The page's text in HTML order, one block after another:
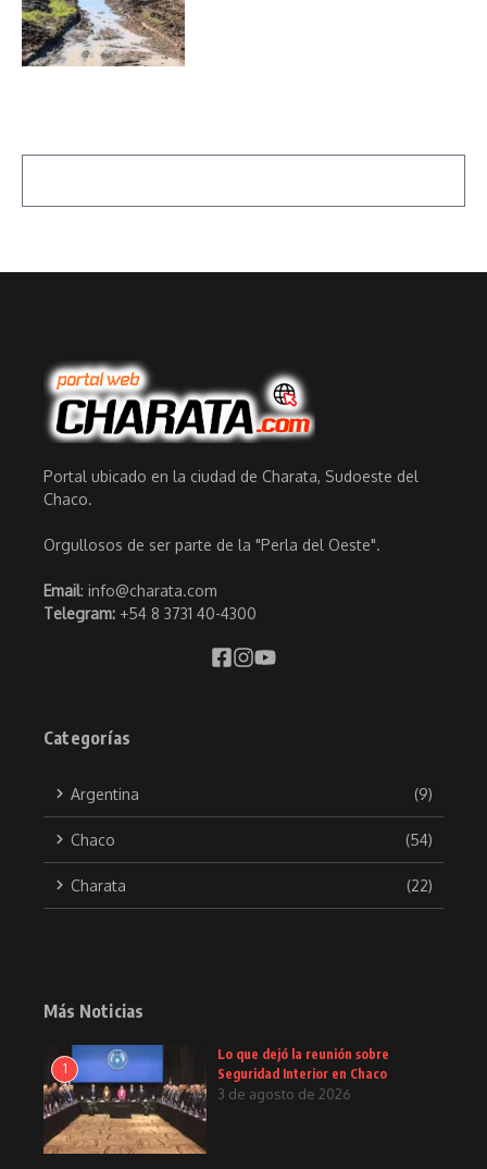
Portal ubicado en la ciudad de Charata, Sudoeste del
Chaco.
Orgullosos de ser parte de la "Perla del Oeste".
Email: info@charata.com
Telegram: +54 8 3731 40-4300
Categorías
Argentina (9)
Chaco (54)
Charata (22)
Más Noticias
1
Lo que dejó la reunión sobre
Seguridad Interior en Chaco
3 de agosto de 2026